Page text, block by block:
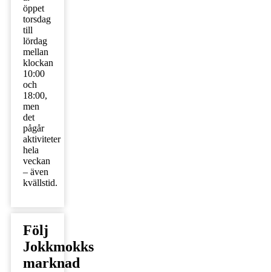
öppet
torsdag
till
lördag
mellan
klockan
10:00
och
18:00,
men
det
pågår
aktiviteter
hela
veckan
– även
kvällstid.
Följ
Jokkmokks
marknad